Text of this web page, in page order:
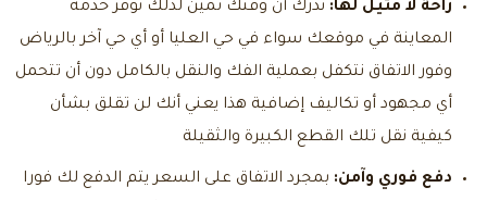
راحة لا مثيل لها: ندرك أن وقتك ثمين لذلك نوفر خدمة
المعاينة في موقعك سواء في حي العليا أو أي حي آخر بالرياض
وفور الاتفاق نتكفل بعملية الفك والنقل بالكامل دون أن تتحمل
أي مجهود أو تكاليف إضافية هذا يعني أنك لن تقلق بشأن
كيفية نقل تلك القطع الكبيرة والثقيلة
دفع فوري وآمن: بمجرد الاتفاق على السعر يتم الدفع لك فورا